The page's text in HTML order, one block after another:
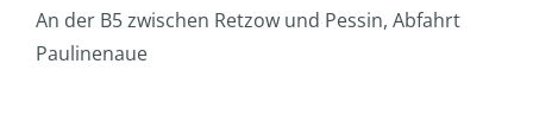
An der B5 zwischen Retzow und Pessin, Abfahrt
Paulinenaue